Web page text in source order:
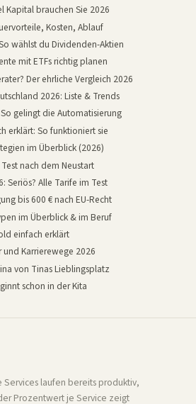
Kapital brauchen Sie 2026
Kosten, Ablauf
wählst du Dividenden-Aktien
mit ETFs richtig planen
Der ehrliche Vergleich 2026
2026: Liste & Trends
gelingt die Automatisierung
erklärt: So funktioniert sie
im Überblick (2026)
nach dem Neustart
Seriös? Alle Tarife im Test
bis 600 € nach EU-Recht
im Überblick & im Beruf
einfach erklärt
und Karrierewege 2026
von Tinas Lieblingsplatz
schon in der Kita
Services laufen bereits produktiv,
Prozentwert je Service zeigt